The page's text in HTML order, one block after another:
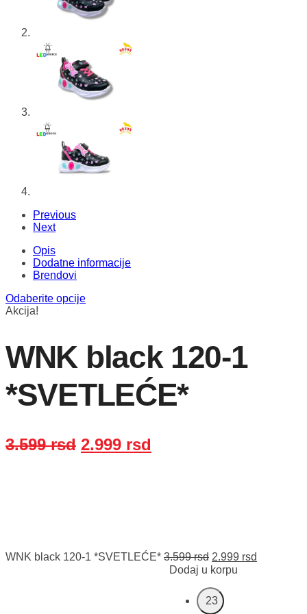
Previous
Next
Opis
Dodatne informacije
Brendovi
Odaberite opcije
Akcija!
WNK black 120-1
*SVETLEĆE*
3.599rsd Originalna
2.999 rsd
WNK black 120-1 *SVETLEĆE* 3.599rsd Originalna
cena
bila:
3.599 rsd.
2.999 rsd
Dodaj u korpu
23